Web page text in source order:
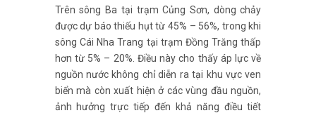
Trên sông Ba tại trạm Củng Sơn, dòng chảy
được dự báo thiếu hụt từ 45% – 56%, trong khi
sông Cái Nha Trang tại trạm Đồng Trăng thấp
hơn từ 5% – 20%. Điều này cho thấy áp lực về
nguồn nước không chỉ diễn ra tại khu vực ven
biển mà còn xuất hiện ở các vùng đầu nguồn,
ảnh hưởng trực tiếp đến khả năng điều tiết